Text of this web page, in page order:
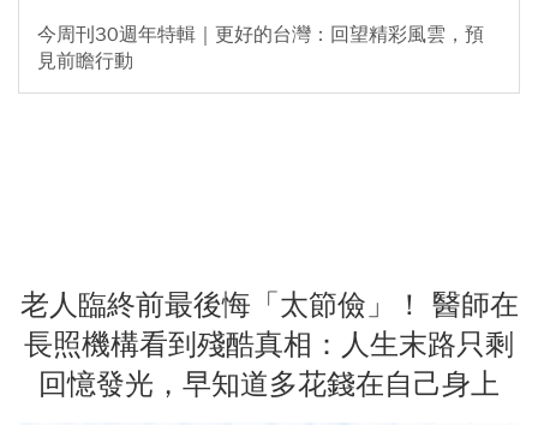
今周刊30週年特輯｜更好的台灣：回望精彩風雲，預
見前瞻行動
老人臨終前最後悔「太節儉」！ 醫師在
長照機構看到殘酷真相：人生末路只剩
回憶發光，早知道多花錢在自己身上